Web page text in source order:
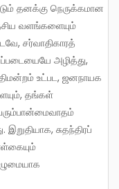
தனக்கு நெருக்கமான
வளங்களையும்
சர்வாதிகாரத்
அழித்து,
உட்பட, ஜனநாயக
தங்கள்
இறுதியாக, சுதந்திரப்